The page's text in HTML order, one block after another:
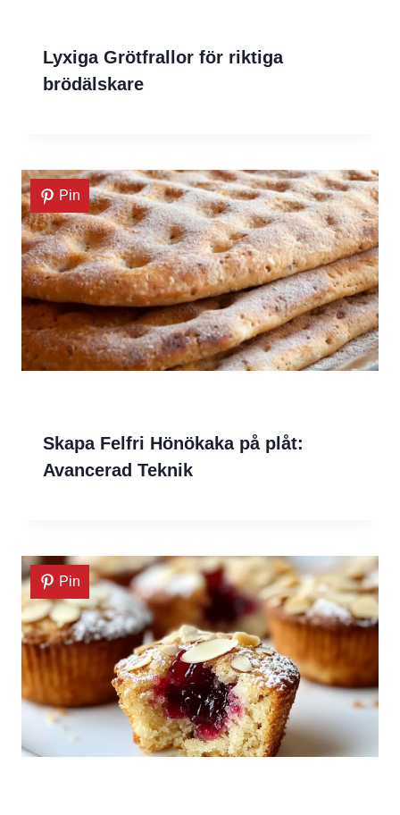
Lyxiga Grötfrallor för riktiga
brödälskare
Pin
Skapa Felfri Hönökaka på plåt:
Avancerad Teknik
Pin